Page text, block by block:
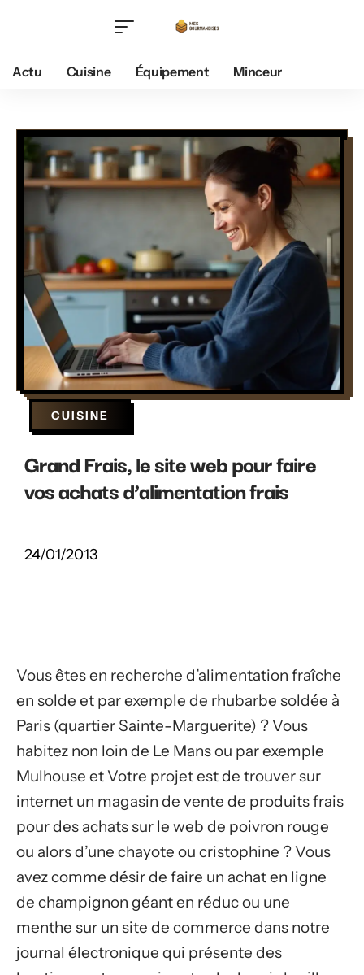
Actu Cuisine Équipement Minceur
CUISINE
Grand Frais, le site web pour faire
vos achats d’alimentation frais
24/01/2013
Vous êtes en recherche d’alimentation fraîche
en solde et par exemple de rhubarbe soldée à
Paris (quartier Sainte-Marguerite) ? Vous
habitez non loin de Le Mans ou par exemple
Mulhouse et Votre projet est de trouver sur
internet un magasin de vente de produits frais
pour des achats sur le web de poivron rouge
ou alors d’une chayote ou cristophine ? Vous
avez comme désir de faire un achat en ligne
de champignon géant en réduc ou une
menthe sur un site de commerce dans notre
journal électronique qui présente des